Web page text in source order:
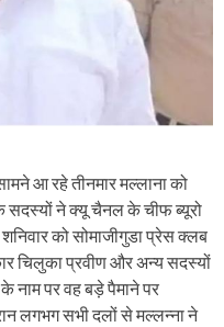
आ रहे तीनमार मल्लाना को
सदस्यों ने क्यू चैनल के चीफ ब्यूरो
को सोमाजीगुडा प्रेस क्लब
चिलुका प्रवीण और अन्य सदस्यों
नाम पर वह बड़े पैमाने पर
लगभग सभी दलों से मल्लन्ना ने